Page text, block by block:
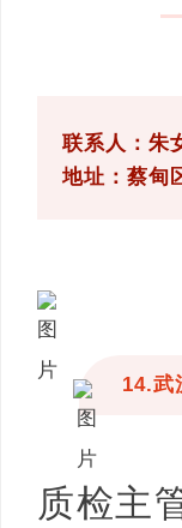
联系人：朱
地址：蔡甸
14.武
质检主